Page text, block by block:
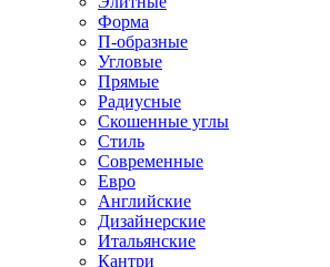
Форма
П-образные
Угловые
Прямые
Радиусные
Скошенные углы
Стиль
Современные
Евро
Английские
Дизайнерские
Итальянские
Кантри